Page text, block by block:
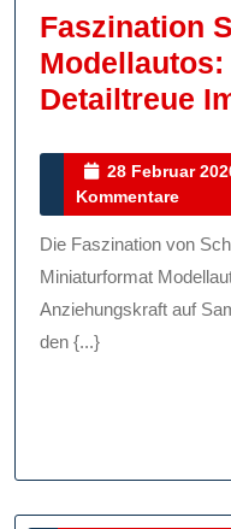
Faszination
Detailtreue
28 Februar
Kommentare
Die Faszination von Schuco Modellautos: Detailtreue im
Miniaturformat
Anziehungskraft auf
den {...}